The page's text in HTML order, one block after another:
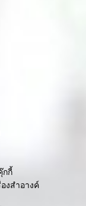
กกี้
งสำอางค์